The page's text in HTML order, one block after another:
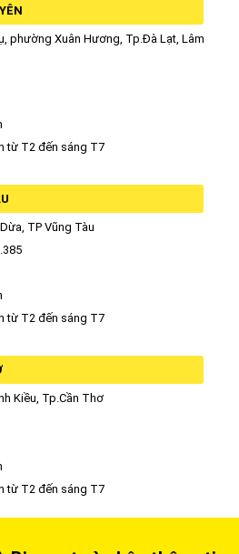
phường Xuân Hương, Tp.Đà Lạt, Lâm
từ T2 đến sáng T7
TP Vũng Tàu
từ T2 đến sáng T7
Kiều, Tp.Cần Thơ
từ T2 đến sáng T7